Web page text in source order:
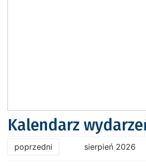
Kalendarz
poprzedni sierpień 2026